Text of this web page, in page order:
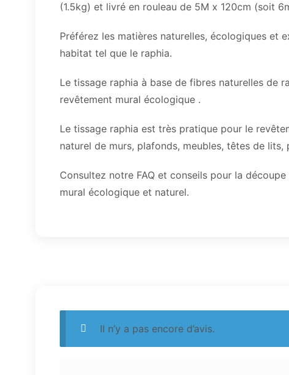
(1.5kg) et livré en rouleau de 5M x 120cm (soit
Préférez les matières naturelles, écologiques et
habitat tel que le raphia.
Le tissage raphia à base de fibres naturelles de
revêtement mural écologique .
Le tissage raphia est très pratique pour le
naturel de murs, plafonds, meubles, têtes de lits,
Consultez notre FAQ et conseils pour la
mural écologique et naturel.
Il n’y a pas encore d’avis.